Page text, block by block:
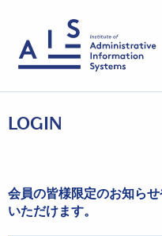
LOGIN
会員の皆様限定のお知ら
いただけます。